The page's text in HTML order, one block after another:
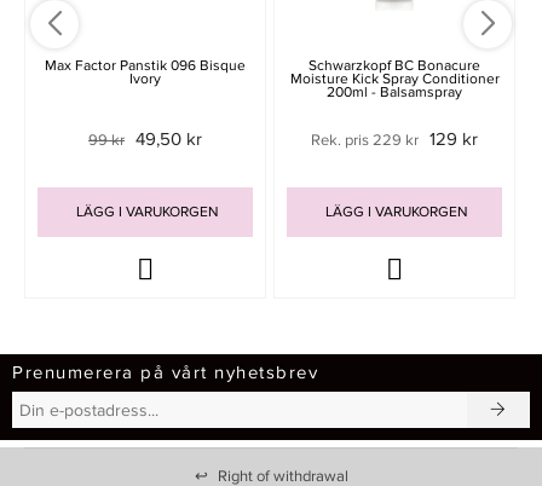
Max Factor Panstik 096 Bisque
Ivory
99 kr 49,50 kr
LÄGG I VARUKORGEN
Schwarzkopf BC Bonacure
Moisture Kick Spray Conditioner
200ml - Balsamspray
Rek. pris 229 kr 129 kr
LÄGG I VARUKORGEN
Prenumerera på vårt nyhetsbrev
↩ Right of withdrawal